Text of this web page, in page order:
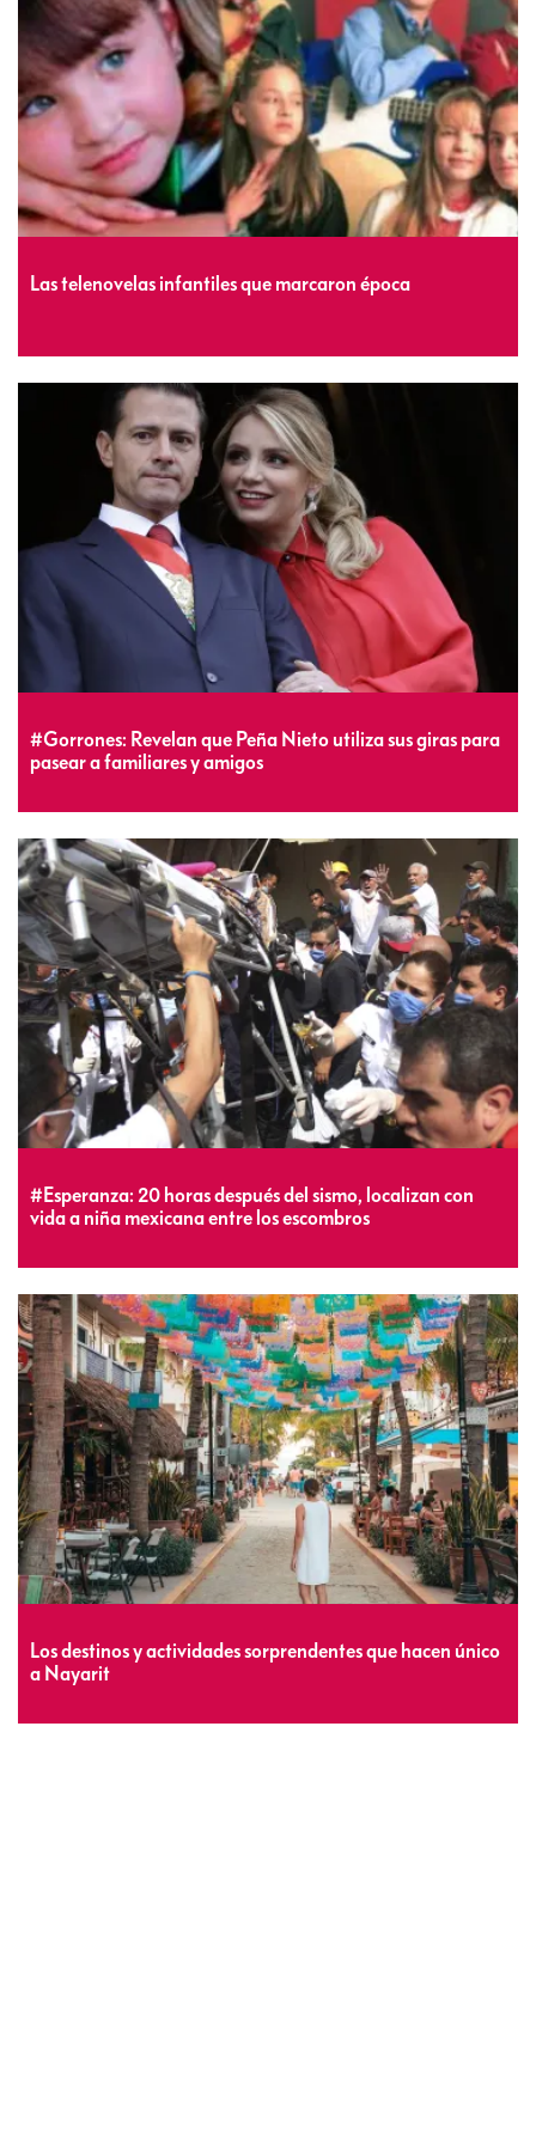
Las telenovelas infantiles que marcaron época
#Gorrones: Revelan que Peña Nieto utiliza sus giras para
pasear a familiares y amigos
#Esperanza: 20 horas después del sismo, localizan con
vida a niña mexicana entre los escombros
Los destinos y actividades sorprendentes que hacen único
a Nayarit